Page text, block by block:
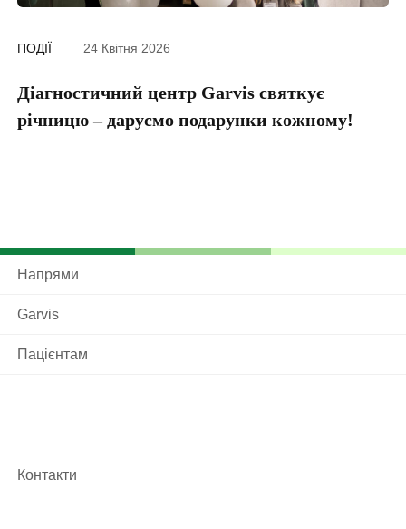
ПОДІЇ 24 Квітня 2026
Діагностичний центр Garvis святкує
річницю – даруємо подарунки кожному!
Напрями
Garvis
Пацієнтам
Контакти